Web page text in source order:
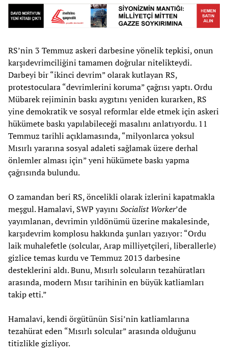
RS’nin 3 Temmuz askeri darbesine yönelik tepkisi, onun
karşıdevrimciliğini tamamen doğrular nitelikteydi.
Darbeyi bir “ikinci devrim” olarak kutlayan RS,
protestoculara “devrimlerini koruma” çağrısı yaptı. Ordu
Mübarek rejiminin baskı aygıtını yeniden kurarken, RS
yine demokratik ve sosyal reformlar elde etmek için askeri
hükümete baskı yapılabileceği masalını anlatıyordu. 11
Temmuz tarihli açıklamasında, “milyonlarca yoksul
Mısırlı yararına sosyal adaleti sağlamak üzere derhal
önlemler alması için” yeni hükümete baskı yapma
çağrısında bulundu.
O zamandan beri RS, öncelikli olarak izlerini kapatmakla
meşgul. Hamalavi, SWP yayını Socialist Worker’de
yayımlanan, devrimin yıldönümü üzerine makalesinde,
karşıdevrim komplosu hakkında şunları yazıyor: “Ordu
laik muhalefetle (solcular, Arap milliyetçileri, liberallerle)
gizlice temas kurdu ve Temmuz 2013 darbesine
desteklerini aldı. Bunu, Mısırlı solcuların tezahüratları
arasında, modern Mısır tarihinin en büyük katliamları
takip etti.”
Hamalavi, kendi örgütünün Sisi’nin katliamlarına
tezahürat eden “Mısırlı solcular” arasında olduğunu
titizlikle gizliyor.